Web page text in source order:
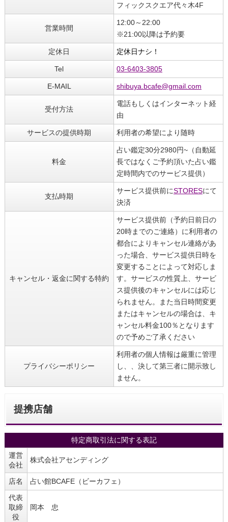
フィックスクエア代々木4F
営業時間
12:00～22:00
※21:00以降は予約要
定休日 定休日ナシ！
Tel 03-6403-3805
E-MAIL shibuya.bcafe@gmail.com
受付方法
電話もしくはインターネット経
由
サービスの提供時期 利用者の希望により随時
料金
占い鑑定30分2980円~（自動延
長ではなくご予約頂いた占い鑑
定時間内でのサービス提供）
支払時期
サービス提供前にSTORESにて
決済
キャンセル・返金に関する特約
サービス提供前（予約日前日の
20時までのご連絡）に利用者の
都合によりキャンセル連絡があ
った場合、サービス提供日時を
変更することによって対応しま
す。サービスの性質上、サービ
ス提供後のキャンセルには応じ
られません。また当日時間変更
またはキャンセルの場合は、キ
ャンセル料金100％となります
ので予めご了承ください
プライバシーポリシー
利用者の個人情報は厳重に管理
し、、決して第三者に開示致し
ません。
提携店舗
特定商取引法に関する表記
運営
会社
株式会社アセンディング
店名
占い館BCAFE（ビーカフェ）
代表
取締
役
岡本 忠